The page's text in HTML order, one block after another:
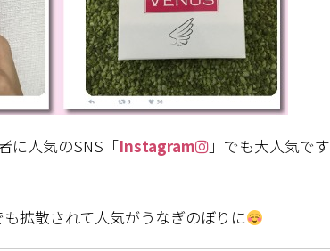
に人気のSNS「Instagram 」でも大人気です
も拡散されて人気がうなぎのぼりに